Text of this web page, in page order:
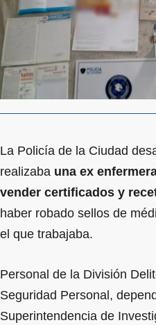
La Policía de la Ciudad
realizaba una ex
vender certificados y
haber robado sellos de
el que trabajaba.
Personal de la División
Seguridad Personal,
Superintendencia de